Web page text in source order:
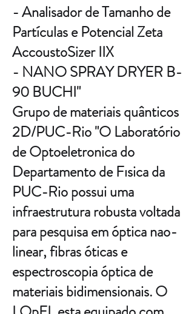
- Analisador de Tamanho de
Partículas e Potencial Zeta
AccoustoSizer IIX
- NANO SPRAY DRYER B-
90 BUCHI"
Grupo de materiais quânticos
2D/PUC-Rio "O Laboratório
de Optoeletronica do
Departamento de Fısica da
PUC-Rio possui uma
infraestrutura robusta voltada
para pesquisa em óptica nao-
linear, fibras óticas e
espectroscopia óptica de
materiais bidimensionais. O